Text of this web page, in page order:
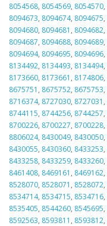
8054568, 8054569, 8054570,
8094673, 8094674, 8094675,
8094680, 8094681 , 8094682,
8094687, 8094688, 8094689,
8094694, 8094695, 8094696,
8134492, 8134493, 8134494,
8173660, 8173661 , 8174806,
8675751 , 8675752, 8675753,
8716374, 8727030, 8727031 ,
8744115, 8744256, 8744257,
8700226, 8700227, 8700228,
8806024, 8430049, 8430050,
8430055, 8430360, 8433253,
8433258, 8433259, 8433260,
8461408, 8469161 , 8469162,
8528070, 8528071 , 8528072,
8534714, 8534715, 8534716,
8535405, 8544260, 8545695,
8592563, 8593811 , 8593812,